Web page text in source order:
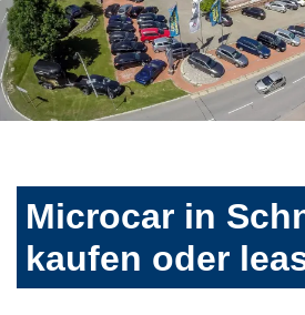
Microcar in
kaufen oder